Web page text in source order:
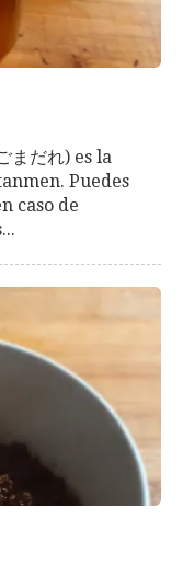
まだれ) es la
Puedes
caso de